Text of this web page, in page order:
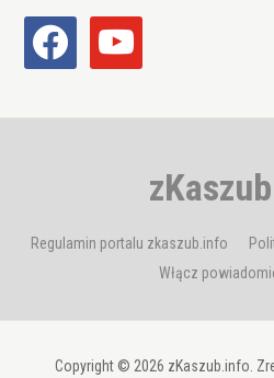
facebook youtube
Regulamin portalu zkaszub.info
Włącz
Copyright © 2026 zKaszub.info.